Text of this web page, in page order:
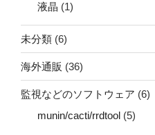
液晶 (1)
未分類 (6)
海外通販 (36)
監視などのソフトウェア (6)
munin/cacti/rrdtool (5)